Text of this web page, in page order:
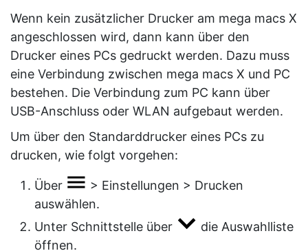
Wenn kein zusätzlicher Drucker am mega macs X
angeschlossen wird, dann kann über den
Drucker eines PCs gedruckt werden. Dazu muss
eine Verbindung zwischen mega macs X und PC
bestehen. Die Verbindung zum PC kann über
USB-Anschluss oder WLAN aufgebaut werden.
Um über den Standarddrucker eines PCs zu
drucken, wie folgt vorgehen:
Über > Einstellungen > Drucken
auswählen.
Unter Schnittstelle über
die Auswahlliste
öffnen.